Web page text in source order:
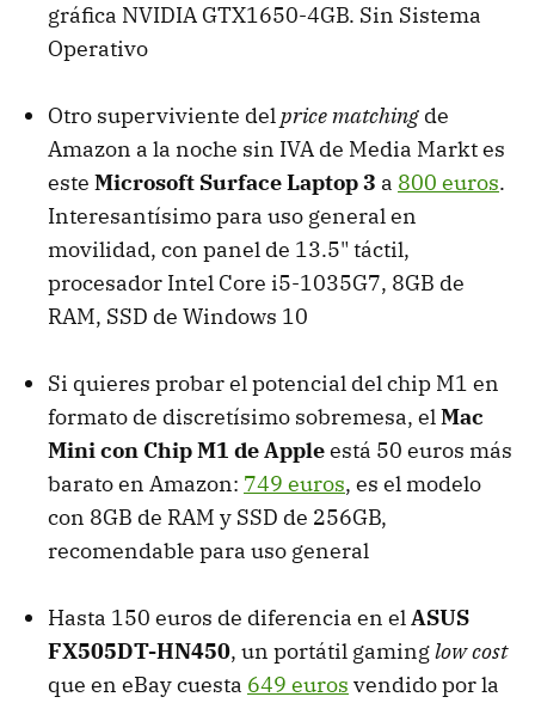
gráfica NVIDIA GTX1650-4GB. Sin Sistema
Operativo
Otro superviviente delprice matching de
Amazon a la noche sin IVA de Media Markt es
este Microsoft Surface Laptop 3 a 800 euros.
Interesantísimo para uso general en
movilidad, con panel de 13.5" táctil,
procesador Intel Core i5-1035G7, 8GB de
RAM, SSD de Windows 10
Si quieres probar el potencial del chip M1 en
formato de discretísimo sobremesa, elMac
Mini con Chip M1 de Appleestá 50 euros más
barato en Amazon: 749 euros, es el modelo
con 8GB de RAM y SSD de 256GB,
recomendable para uso general
Hasta 150 euros de diferencia en elASUS
FX505DT-HN450, un portátil gaminglow cost
que en eBay cuesta 649 euros vendido por la